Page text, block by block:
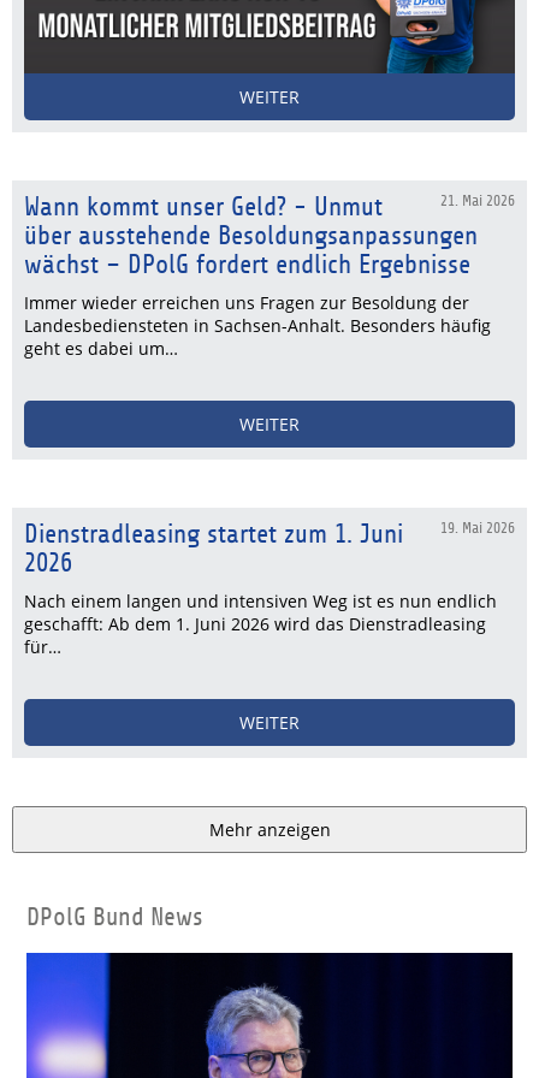
WEITER
21. Mai 2026
Wann kommt unser Geld? - Unmut
über ausstehende Besoldungsanpassungen
wächst – DPolG fordert endlich Ergebnisse
Immer wieder erreichen uns Fragen zur Besoldung der
Landesbediensteten in Sachsen-Anhalt. Besonders häufig
geht es dabei um…
WEITER
19. Mai 2026
Dienstradleasing startet zum 1. Juni
2026
Nach einem langen und intensiven Weg ist es nun endlich
geschafft: Ab dem 1. Juni 2026 wird das Dienstradleasing
für…
WEITER
Mehr anzeigen
DPolG Bund News